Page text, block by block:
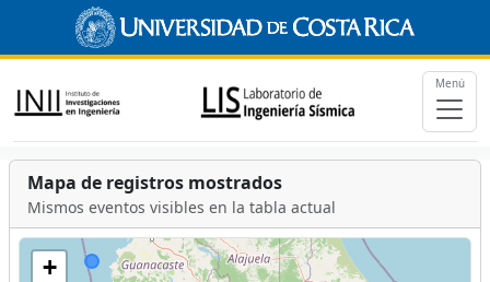
Menú
Mapa de registros mostrados
Mismos eventos visibles en la tabla actual
+